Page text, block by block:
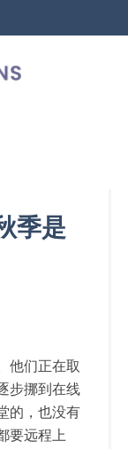
季是
他们正在取
步挪到在线
的，也没有
要远程上